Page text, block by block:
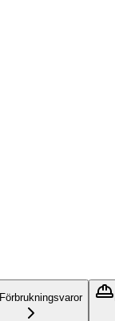
Förbrukningsvaror